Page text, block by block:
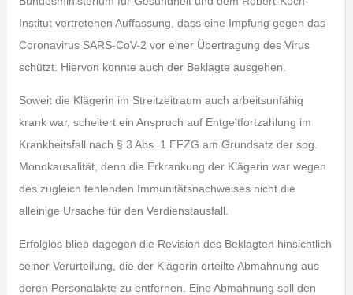
Institut vertretenen Auffassung, dass eine Impfung gegen das
Coronavirus SARS-CoV-2 vor einer Übertragung des Virus
schützt. Hiervon konnte auch der Beklagte ausgehen.
Soweit die Klägerin im Streitzeitraum auch arbeitsunfähig
krank war, scheitert ein Anspruch auf Entgeltfortzahlung im
Krankheitsfall nach § 3 Abs. 1 EFZG am Grundsatz der sog.
Monokausalität, denn die Erkrankung der Klägerin war wegen
des zugleich fehlenden Immunitätsnachweises nicht die
alleinige Ursache für den Verdienstausfall.
Erfolglos blieb dagegen die Revision des Beklagten hinsichtlich
seiner Verurteilung, die der Klägerin erteilte Abmahnung aus
deren Personalakte zu entfernen. Eine Abmahnung soll den